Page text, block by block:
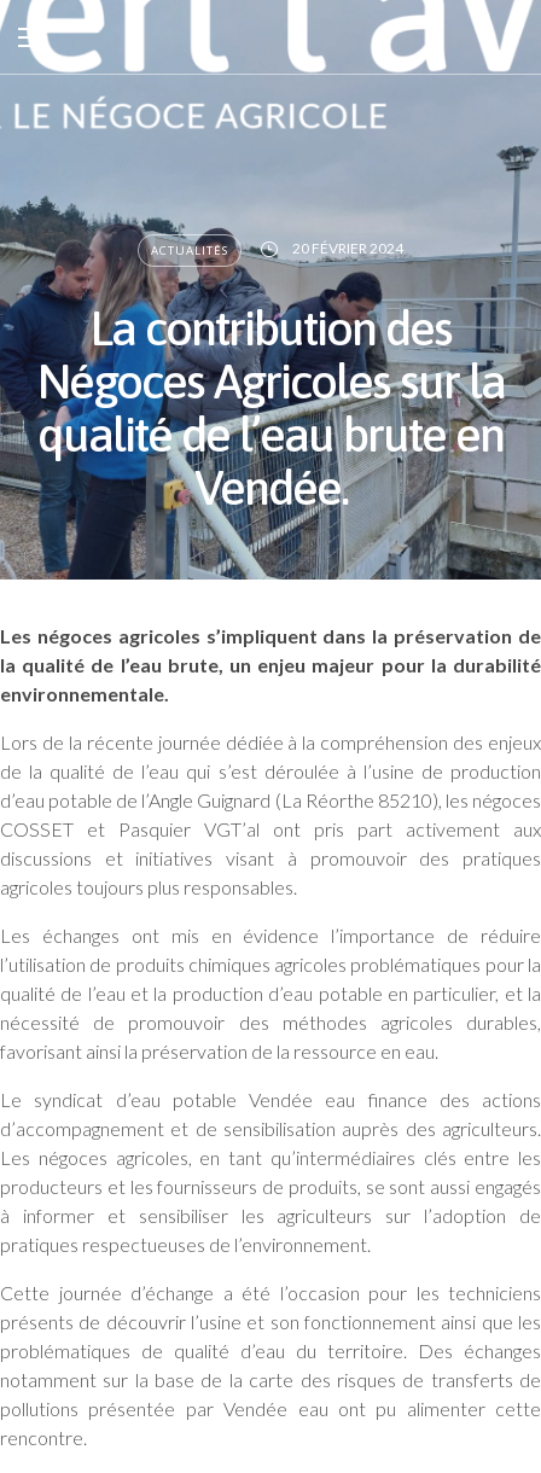
ACTUALITÉS 20 FÉVRIER 2024
La contribution des
Négoces Agricoles sur la
qualité de l’eau brute en
Vendée.
Les négoces agricoles s’impliquent dans la préservation de
la qualité de l’eau brute, un enjeu majeur pour la durabilité
environnementale.
Lors de la récente journée dédiée à la compréhension des enjeux
de la qualité de l’eau qui s’est déroulée à l’usine de production
d’eau potable de l’Angle Guignard (La Réorthe 85210), les négoces
COSSET et Pasquier VGT’al ont pris part activement aux
discussions et initiatives visant à promouvoir des pratiques
agricoles toujours plus responsables.
Les échanges ont mis en évidence l’importance de réduire
l’utilisation de produits chimiques agricoles problématiques pour la
qualité de l’eau et la production d’eau potable en particulier, et la
nécessité de promouvoir des méthodes agricoles durables,
favorisant ainsi la préservation de la ressource en eau.
Le syndicat d’eau potable Vendée eau finance des actions
d’accompagnement et de sensibilisation auprès des agriculteurs.
Les négoces agricoles, en tant qu’intermédiaires clés entre les
producteurs et les fournisseurs de produits, se sont aussi engagés
à informer et sensibiliser les agriculteurs sur l’adoption de
pratiques respectueuses de l’environnement.
Cette journée d’échange a été l’occasion pour les techniciens
présents de découvrir l’usine et son fonctionnement ainsi que les
problématiques de qualité d’eau du territoire. Des échanges
notamment sur la base de la carte des risques de transferts de
pollutions présentée par Vendée eau ont pu alimenter cette
rencontre.